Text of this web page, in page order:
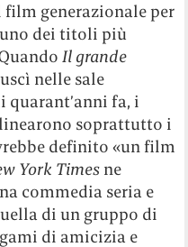
film generazionale per
dei titoli più
Il grande
nelle sale
quarant’anni fa, i
soprattutto i
definito «un film
York Times ne
commedia seria e
di un gruppo di
di amicizia e